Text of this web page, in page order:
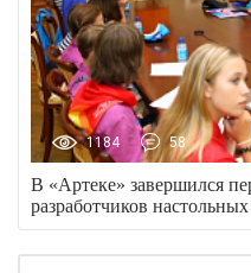
1184 58
В «Артеке» завершился
разработчиков